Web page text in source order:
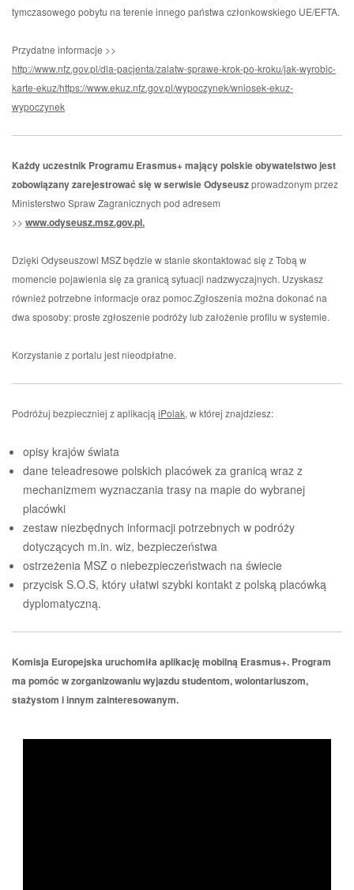
tymczasowego pobytu na terenie innego państwa członkowskiego UE/EFTA.
Przydatne informacje >>
http://www.nfz.gov.pl/dla-pacjenta/zalatw-sprawe-krok-po-kroku/jak-wyrobic-
karte-ekuz/https://www.ekuz.nfz.gov.pl/wypoczynek/wniosek-ekuz-
wypoczynek
Każdy uczestnik Programu Erasmus+ mający polskie obywatelstwo jest
zobowiązany zarejestrować się w serwisie Odyseuszprowadzonym przez
Ministerstwo Spraw Zagranicznych pod adresem
>> www.odyseusz.msz.gov.pl.
Dzięki Odyseuszowi MSZ będzie w stanie skontaktować się z Tobą w
momencie pojawienia się za granicą sytuacji nadzwyczajnych. Uzyskasz
również potrzebne informacje oraz pomoc.Zgłoszenia można dokonać na
dwa sposoby: proste zgłoszenie podróży lub założenie profilu w systemie.
Korzystanie z portalu jest nieodpłatne.
Podróżuj bezpieczniej z aplikacją iPolak, w której znajdziesz:
opisy krajów świata
dane teleadresowe polskich placówek za granicą wraz z
mechanizmem wyznaczania trasy na mapie do wybranej
placówki
zestaw niezbędnych informacji potrzebnych w podróży
dotyczących m.in. wiz, bezpieczeństwa
ostrzeżenia MSZ o niebezpieczeństwach na świecie
przycisk S.O.S, który ułatwi szybki kontakt z polską placówką
dyplomatyczną.
Komisja Europejska uruchomiła aplikację mobilną Erasmus+. Program
ma pomóc w zorganizowaniu wyjazdu studentom, wolontariuszom,
stażystom i innym zainteresowanym.